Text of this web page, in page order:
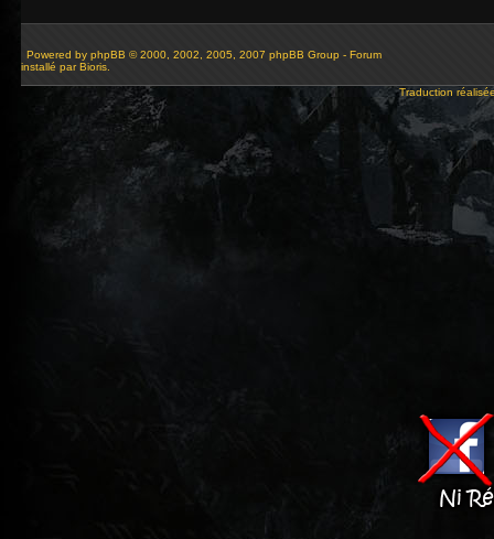
Powered by phpBB © 2000, 2002, 2005, 2007 phpBB Group - Forum
installé par Bioris.
Traduction